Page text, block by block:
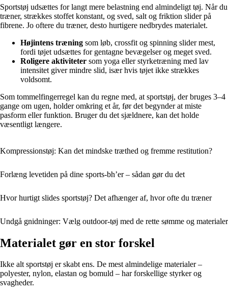
Sportstøj udsættes for langt mere belastning end almindeligt tøj. Når du
træner, strækkes stoffet konstant, og sved, salt og friktion slider på
fibrene. Jo oftere du træner, desto hurtigere nedbrydes materialet.
Højintens træning som løb, crossfit og spinning slider mest,
fordi tøjet udsættes for gentagne bevægelser og meget sved.
Roligere aktiviteter som yoga eller styrketræning med lav
intensitet giver mindre slid, især hvis tøjet ikke strækkes
voldsomt.
Som tommelfingerregel kan du regne med, at sportstøj, der bruges 3–4
gange om ugen, holder omkring et år, før det begynder at miste
pasform eller funktion. Bruger du det sjældnere, kan det holde
væsentligt længere.
Kompressionstøj: Kan det mindske træthed og fremme restitution?
Forlæng levetiden på dine sports-bh’er – sådan gør du det
Hvor hurtigt slides sportstøj? Det afhænger af, hvor ofte du træner
Undgå gnidninger: Vælg outdoor-tøj med de rette sømme og materialer
Materialet gør en stor forskel
Ikke alt sportstøj er skabt ens. De mest almindelige materialer –
polyester, nylon, elastan og bomuld – har forskellige styrker og
svagheder.